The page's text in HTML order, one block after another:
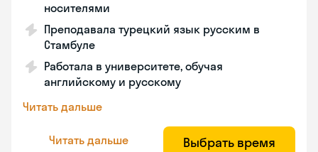
носителями
Преподавала турецкий язык русским в
Стамбуле
Работала в университете, обучая
английскому и русскому
Читать дальше
Читать дальше Выбрать время